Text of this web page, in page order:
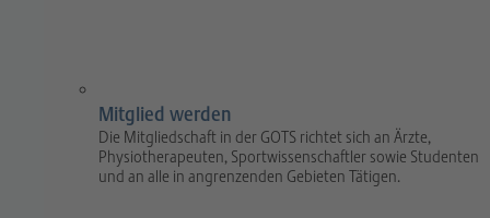
Mitglied werden
Die Mitgliedschaft in der GOTS richtet sich an Ärzte,
Physiotherapeuten, Sportwissenschaftler sowie Studenten
und an alle in angrenzenden Gebieten Tätigen.